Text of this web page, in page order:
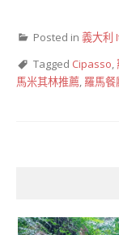
Posted in 義大利
Tagged Cipasso,
馬米其林推薦, 羅馬餐